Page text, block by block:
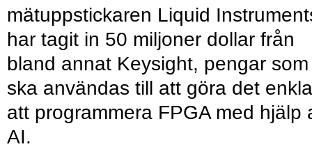
mätuppstickaren Liquid
har tagit in 50 miljoner dollar från
bland annat Keysight, pengar som
ska användas till att göra det
att programmera FPGA med hjälp
AI.